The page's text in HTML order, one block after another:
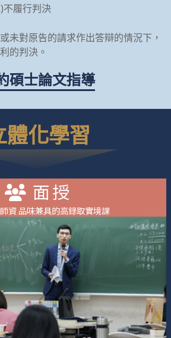
不履行判決
未對原告的請求作出答辯的情況下，
的判決。
碩士論文指導
體化學習
面授
資 品味兼具的高錄取實境課